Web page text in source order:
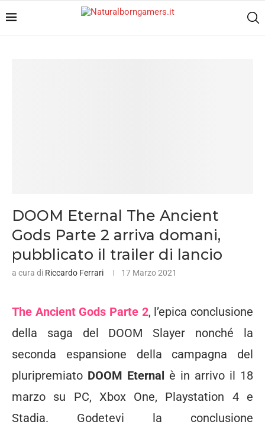
DOOM Eternal The Ancient
Gods Parte 2 arriva domani,
pubblicato il trailer di lancio
a cura di Riccardo Ferrari 17 Marzo 2021
The Ancient Gods Parte 2, l’epica conclusione
della saga del DOOM Slayer nonché la
seconda espansione della campagna del
pluripremiato DOOM Eternal
è in arrivo il 18
marzo su PC, Xbox One, Playstation 4 e
Stadia. Godetevi la conclusione